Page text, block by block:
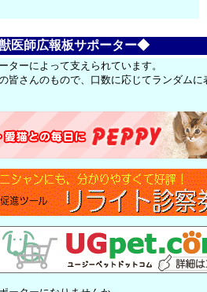
医師広報板サポーター◆
ターによって支えられています。
皆さんのもので、口数に応じてランダムに